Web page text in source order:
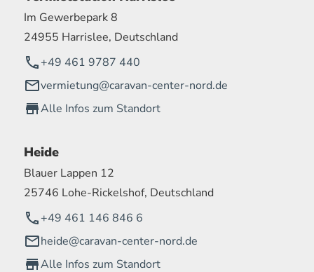
Im Gewerbepark 8
24955 Harrislee, Deutschland
+49 461 9787 440
vermietung@caravan-center-nord.de
Alle Infos zum Standort
Heide
Blauer Lappen 12
25746 Lohe-Rickelshof, Deutschland
+49 461 146 846 6
heide@caravan-center-nord.de
Alle Infos zum Standort